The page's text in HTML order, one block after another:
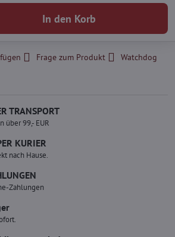
In den Korb
Frage zum Produkt
Watchdog
TRANSPORT
über 99,- EUR
KURIER
nach Hause.
Zahlungen